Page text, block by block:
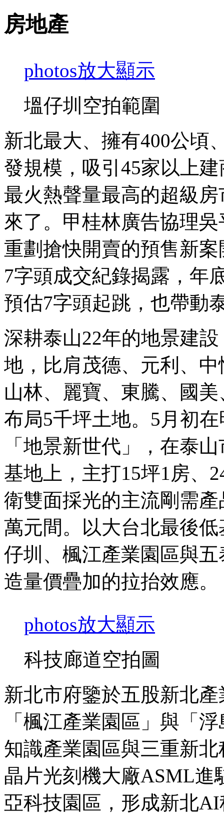
房地產
photos放大顯示
塭仔圳空拍範圍
新北最大、擁有400公頃
發規模，吸引45家以上
最火熱聲量最高的超級
來了。甲桂林廣告協理
重劃搶快開賣的預售新
7字頭成交紀錄揭露，年
預估7字頭起跳，也帶動
深耕泰山22年的地景建
地，比肩茂德、元利、
山林、麗寶、東騰、國
布局5千坪土地。5月初
「地景新世代」，在泰
基地上，主打15坪1房、
衛雙面採光的主流剛需
萬元間。以大台北最後
仔圳、楓江產業園區與
造量價疊加的拉抬效應。
photos放大顯示
科技廊道空拍圖
新北市府鑒於五股新北
「楓江產業園區」與「
知識產業園區與三重新
晶片光刻機大廠ASML
亞科技園區，形成新北